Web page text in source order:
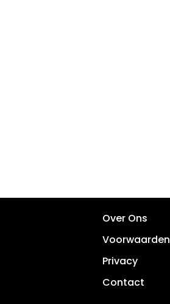
Over Ons
Voorwaarden
Privacy
Contact